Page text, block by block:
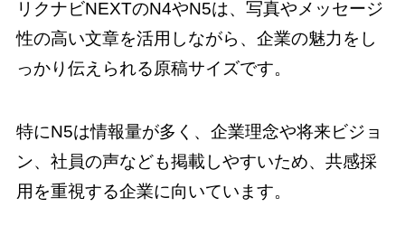
リクナビNEXTのN4やN5は、写真やメッセージ
性の高い文章を活用しながら、企業の魅力をし
っかり伝えられる原稿サイズです。
特にN5は情報量が多く、企業理念や将来ビジョ
ン、社員の声なども掲載しやすいため、共感採
用を重視する企業に向いています。